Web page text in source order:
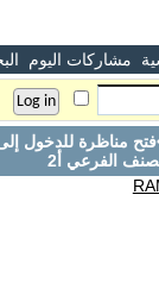
مشاركات اليوم
مناظرة للدخول
الفرعي أ2